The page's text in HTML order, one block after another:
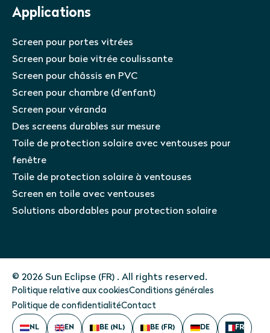
Applications
Screen pour portes vitrées
Screen pour baie vitrée coulissante
Screen pour châssis en PVC
Screen pour chambre (d’enfant)
Screen pour véranda
Des screens durables sur mesure
Toile de protection solaire avec ventouses pour
fenêtre
Toile de protection solaire à ventouses
Screen en toile avec ventouses
Solutions abordables pour protection solaire
© 2026 Sun Eclipse (FR) . All rights reserved.
Politique relative aux cookiesConditions générales
Politique de confidentialitéContact
NL EN BE (NL) BE (FR) DE FR